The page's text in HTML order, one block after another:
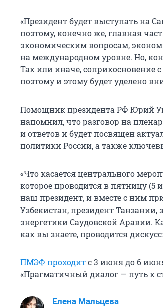
«Президент будет выступать на
поэтому, конечно же, главная
экономическим вопросам,
на международном уровне. Но,
Так или иначе, соприкосновение
поэтому и этому будет уделено
Помощник президента РФ Юрий
напомнил, что разговор на
и ответов и будет посвящен
политики России, а также
«Что касается центрального
которое проводится в пятницу
наш президент, и вместе с ним
Узбекистан, президент
энергетики Саудовской Аравии.
как вы знаете, проводится
ПМЭФ проходитс 3 июня до 6
«Прагматичный диалог — путь к
Елена Мальцева